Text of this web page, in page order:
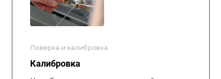
Поверка и калибровка
Калибровка